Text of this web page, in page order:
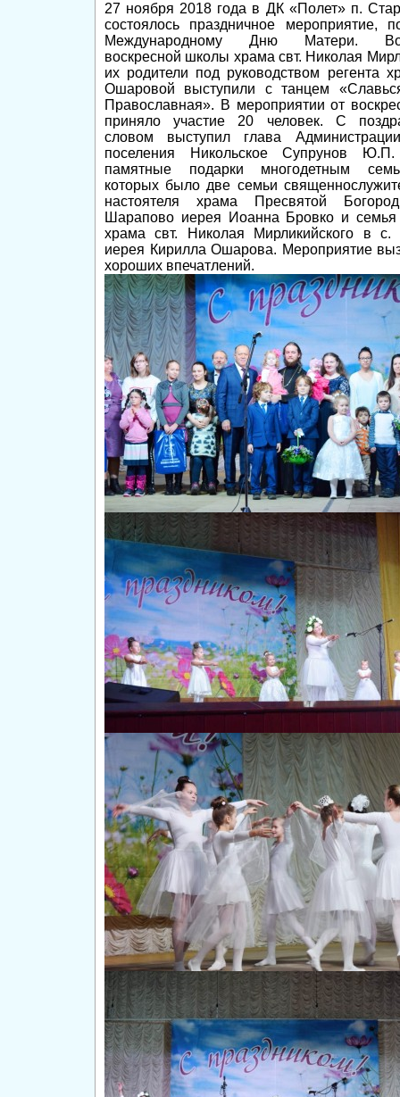
27 ноября 2018 года в ДК «Полет» п.
состоялось праздничное мероприятие,
Международному Дню Матери.
воскресной школы храма свт. Николая
их родители под руководством регента
Ошаровой выступили с танцем
Православная». В мероприятии от
приняло участие 20 человек. С
словом выступил глава
поселения Никольское Супрунов
памятные подарки многодетным
которых было две семьи
настоятеля храма Пресвятой
Шарапово иерея Иоанна Бровко и семья
храма свт. Николая Мирликийского в с.
иерея Кирилла Ошарова. Мероприятие
хороших впечатлений.